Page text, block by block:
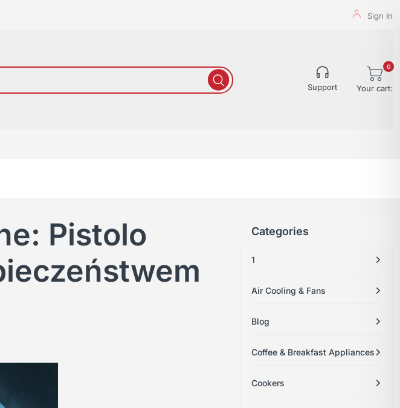
Sign In
Support
0
Your cart:
Pistolo
Categories
1
Air Cooling & Fans
Blog
Coffee & Breakfast Appliances
Cookers